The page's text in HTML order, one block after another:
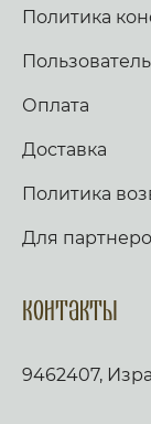
Политика
Оплата
Доставка
Политика
Для
Контакты
9462407,